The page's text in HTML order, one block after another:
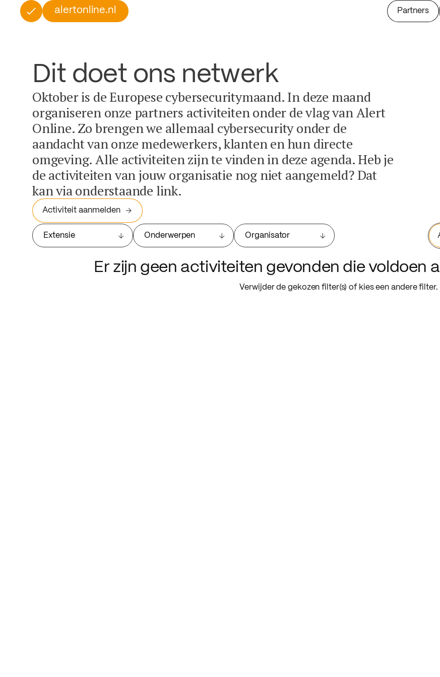
alertonline.nl Partners
Dit doet ons netwerk
Oktober is de Europese cybersecuritymaand. In deze maand
organiseren onze partners activiteiten onder de vlag van Alert
Online. Zo brengen we allemaal cybersecurity onder de
aandacht van onze medewerkers, klanten en hun directe
omgeving. Alle activiteiten zijn te vinden in deze agenda. Heb je
de activiteiten van jouw organisatie nog niet aangemeld? Dat
kan via onderstaande link.
Activiteit aanmelden
Extensie Onderwerpen Organisator
Er zijn geen activiteiten gevonden die voldoen
Verwijder de gekozen filter(s) of kies een andere filter.